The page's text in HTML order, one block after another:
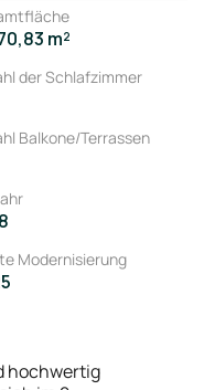
m²
der Schlafzimmer
Balkone/Terrassen
Modernisierung
hochwertig